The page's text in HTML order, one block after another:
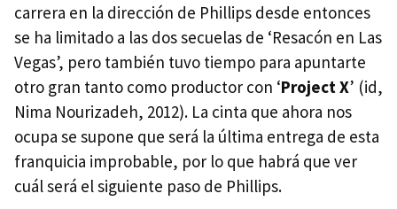
carrera en la dirección de Phillips desde entonces
se ha limitado a las dos secuelas de ‘Resacón en Las
Vegas’, pero también tuvo tiempo para apuntarte
otro gran tanto como productor con ‘Project X’ (id,
Nima Nourizadeh, 2012). La cinta que ahora nos
ocupa se supone que será la última entrega de esta
franquicia improbable, por lo que habrá que ver
cuál será el siguiente paso de Phillips.